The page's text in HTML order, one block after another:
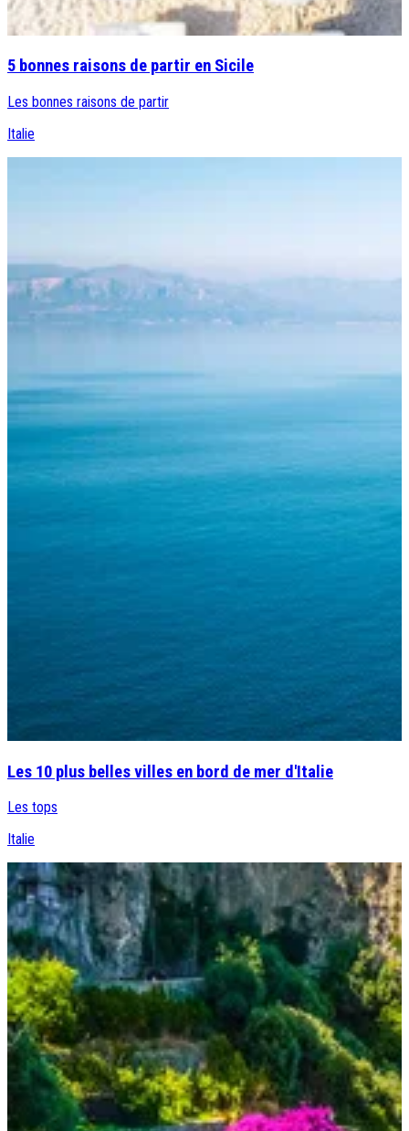
5 bonnes raisons de partir en Sicile
Les bonnes raisons de partir
Italie
Les 10 plus belles villes en bord de mer d'Italie
Les tops
Italie